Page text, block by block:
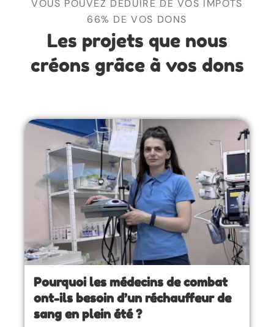
VOUS POUVEZ DEDUIRE DE VOS IMPÔTS
66% DE VOS DONS
Les projets que nous
créons grâce à vos dons
Pourquoi les médecins de combat
ont-ils besoin d’un réchauffeur de
sang en plein été ?